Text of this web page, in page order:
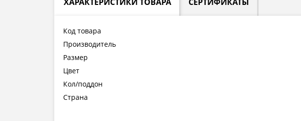
Код товара
Производитель
Размер
Цвет
Кол/поддон
Страна